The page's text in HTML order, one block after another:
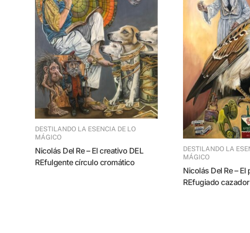
DESTILANDO LA ESENCIA DE LO
MÁGICO
Nicolás Del Re – El creativo DEL
REfulgente círculo cromático
DESTILANDO LA ESENCIA DE LO
MÁGICO
Nicolás Del Re – El pájaro DEL
REfugiado cazador